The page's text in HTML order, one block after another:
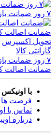
۷ روز ضمانت بازگشت
ضمانت اصالت
تحویل اکسپرس
گارانتی کالا
۷ روز ضمانت بازگشت
ضمانت اصالت
با اونیکس
فرصت
تماس با
درباره